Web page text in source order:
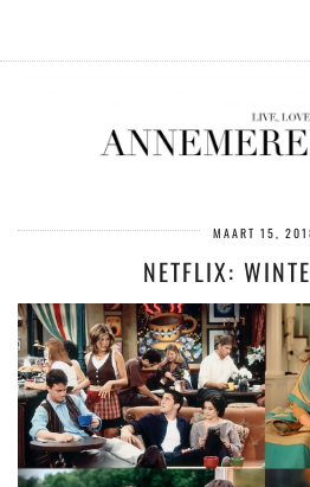
MAART 15,
NETFLIX: